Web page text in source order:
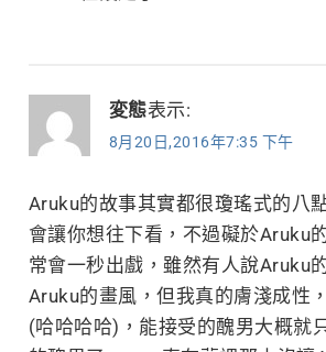
変態表示:
8月20日,2016年7:35 下午
Aruku的故事其實都很瓊瑤式的八
會讓你想往下看，不過礙於Aruku
常會一秒出戲，雖然有人說Aruku
Aruku的畫風，但我真的膚淺成性
(哈哈哈哈)，能接受的醜男大概就